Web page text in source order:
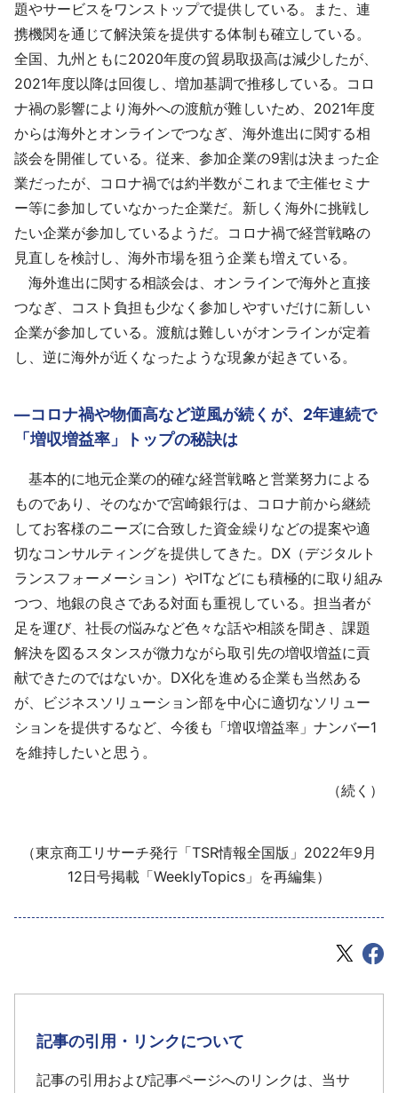
題やサービスをワンストップで提供している。また、連
携機関を通じて解決策を提供する体制も確立している。
全国、九州ともに2020年度の貿易取扱高は減少したが、
2021年度以降は回復し、増加基調で推移している。コロ
ナ禍の影響により海外への渡航が難しいため、2021年度
からは海外とオンラインでつなぎ、海外進出に関する相
談会を開催している。従来、参加企業の9割は決まった企
業だったが、コロナ禍では約半数がこれまで主催セミナ
ー等に参加していなかった企業だ。新しく海外に挑戦し
たい企業が参加しているようだ。コロナ禍で経営戦略の
見直しを検討し、海外市場を狙う企業も増えている。
海外進出に関する相談会は、オンラインで海外と直接
つなぎ、コスト負担も少なく参加しやすいだけに新しい
企業が参加している。渡航は難しいがオンラインが定着
し、逆に海外が近くなったような現象が起きている。
―コロナ禍や物価高など逆風が続くが、2年連続で
「増収増益率」トップの秘訣は
基本的に地元企業の的確な経営戦略と営業努力による
ものであり、そのなかで宮崎銀行は、コロナ前から継続
してお客様のニーズに合致した資金繰りなどの提案や適
切なコンサルティングを提供してきた。DX（デジタルト
ランスフォーメーション）やITなどにも積極的に取り組み
つつ、地銀の良さである対面も重視している。担当者が
足を運び、社長の悩みなど色々な話や相談を聞き、課題
解決を図るスタンスが微力ながら取引先の増収増益に貢
献できたのではないか。DX化を進める企業も当然ある
が、ビジネスソリューション部を中心に適切なソリュー
ションを提供するなど、今後も「増収増益率」ナンバー1
を維持したいと思う。
（続く）
（東京商工リサーチ発行「TSR情報全国版」2022年9月
12日号掲載「WeeklyTopics」を再編集）
記事の引用・リンクについて
記事の引用および記事ページへのリンクは、当サ